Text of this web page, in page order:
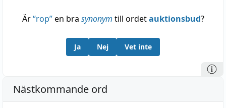
Är“rop”en bra synonym till ordetauktionsbud?
Ja Nej Vet inte
Nästkommande ord